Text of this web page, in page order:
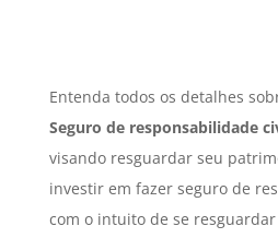
Entenda todos os detalhes
Seguro de responsabilidade
visando resguardar seu
investir em fazer seguro de
com o intuito de se